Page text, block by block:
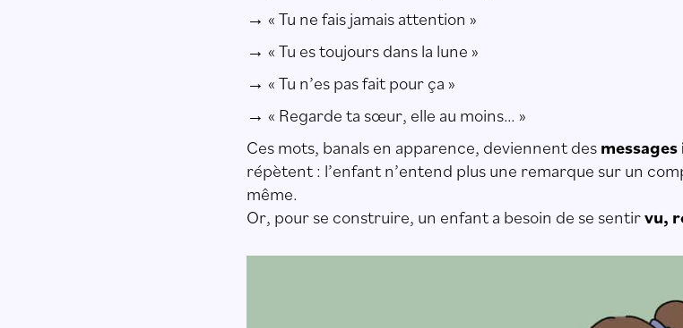
→ « Tu ne fais jamais attention »
→ « Tu es toujours dans la lune »
→ « Tu n’es pas fait pour ça »
→ « Regarde ta sœur, elle au moins… »
Ces mots, banals en apparence, deviennent des
répètent : l’enfant n’entend plus une remarque sur un
même.
Or, pour se construire, un enfant a besoin de se sentirvu,